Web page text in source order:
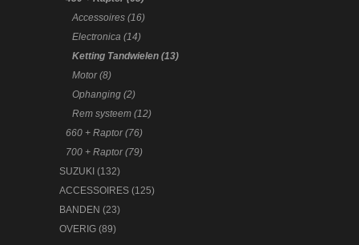
Accessoires (16)
Electronica (14)
Ketting Tandwielen (13)
Motor (8)
Ophanging (2)
Rem systeem (12)
660 + Raptor (76)
700 + Raptor (79)
SUZUKI (132)
ACCESSOIRES (125)
BANDEN (23)
OVERIG (89)